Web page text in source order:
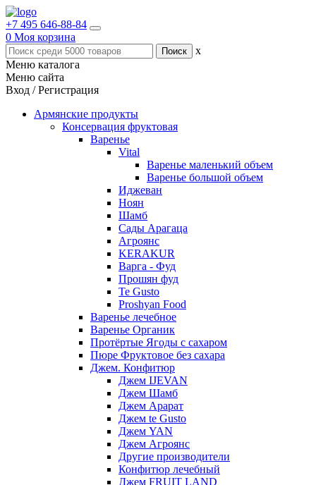
+7 495 646-88-84
0 Моя корзина
x
Меню каталога
Меню сайта
Вход / Регистрация
Армянские продукты
Консервация фруктовая
Варенье
Vital
Варенье маленький объем
Варенье большой объем
Иджеван
Ноян
Шамб
Сады Арагаца
Агроянс
KERAKUR
Варга - Фуд
Прошян фуд
Te Gusto
Proshyan Food
Варенье лечебное
Варенье Органик
Протёртые Ягоды с сахаром
Пюре Фруктовое без сахара
Джем. Конфитюр
Джем IJEVAN
Джем Шамб
Джем Арарат
Джем te Gusto
Джем YAN
Джем Агроянс
Другие производители
Конфитюр лечебный
Джем FRUIT LAND